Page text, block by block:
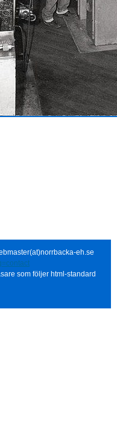
eh.se
som följer html-standard